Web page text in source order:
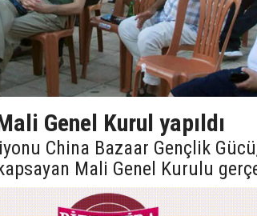
Genel Kurul yapıldı
China Bazaar Gençlik
Mali Genel Kurulu